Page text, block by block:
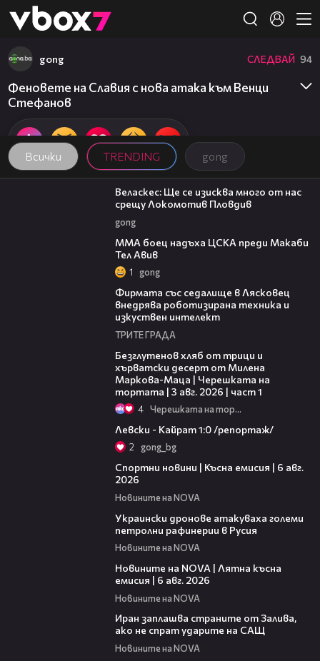
👾
Всички TRENDING gong
gong СЛЕДВАЙ 94
Феновете на Славия с нова атака към Венци
Стефанов
10:15
Веласкес: Ще се изисква много от нас
срещу Локомотив Пловдив
gong
ММА боец надъха ЦСКА преди Макаби
Тел Авив
1 gong
Фирмата със седалище в Лясковец
внедрява роботизирана техника и
изкуствен интелект
ТРИТЕ ГРАДА
Безглутенов хляб от трици и
хърватски десерт от Милена
Маркова-Маца | Черешката на
тортата | 3 авг. 2026 | част 1
4 Черешката на тортата
Левски - Кайрат 1:0 /репортаж/
2 gong_bg
Спортни новини | Късна емисия | 6 авг.
2026
Новините на NOVA
Украински дронове атакуваха големи
петролни рафинерии в Русия
Новините на NOVA
Новините на NOVA | Лятна късна
емисия | 6 авг. 2026
Новините на NOVA
Иран заплашва страните от Залива,
ако не спрат ударите на САЩ
Новините на NOVA